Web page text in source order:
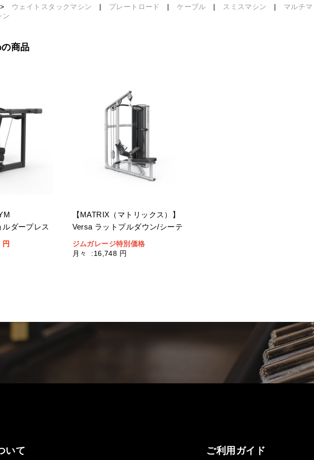
ウェイトスタックマシン | プレートロード |ケーブル | スミスマシン | マルチ
ン
商品
ダープレス
イトスタッ
円
【MATRIX（マトリックス）】
Versa ラットプルダウン/シーテ
ッドロー
ジムガレージ特別価格
月々
:16,748 円
いて ご利用ガイド